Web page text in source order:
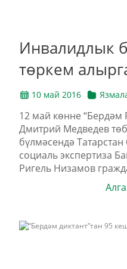
Инвалидлык
төркем
10 май 2016
12 май көнне “Бердәм
Дмитрий Медведев
бүлмәсендә
социаль экспертиза
Ригель Низамов